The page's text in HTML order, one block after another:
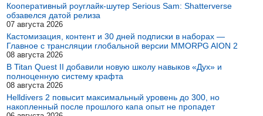
Кооперативный роуглайк-шутер Serious Sam: Shatterverse
обзавелся датой релиза
07 августа 2026
Кастомизация, контент и 30 дней подписки в наборах —
Главное с трансляции глобальной версии MMORPG AION 2
08 августа 2026
В Titan Quest II добавили новую школу навыков «Дух» и
полноценную систему крафта
08 августа 2026
Helldivers 2 повысит максимальный уровень до 300, но
накопленный после прошлого капа опыт не пропадет